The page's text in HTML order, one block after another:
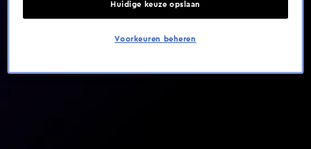
Huidige keuze opslaan
Voorkeuren beheren